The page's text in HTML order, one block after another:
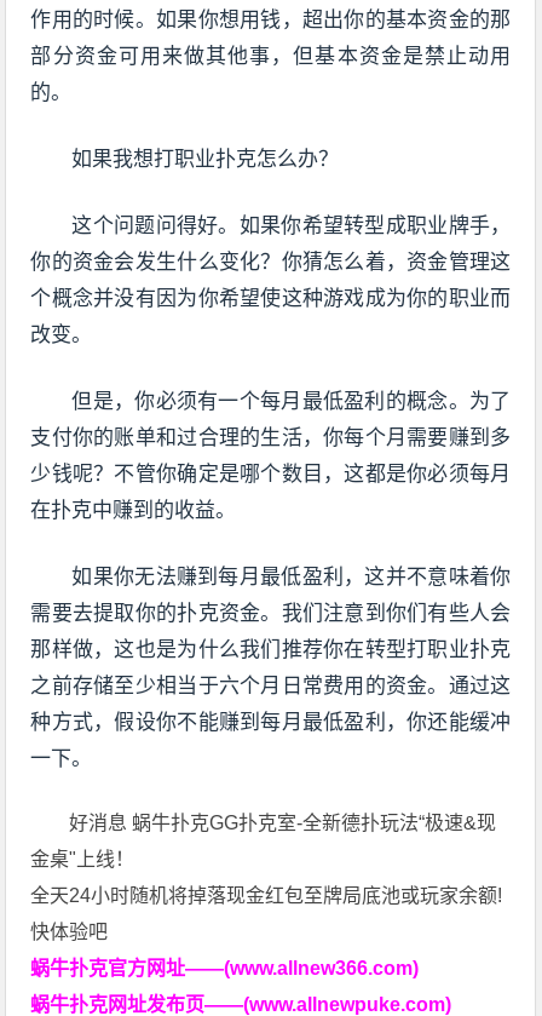
作用的时候。如果你想用钱，超出你的基本资金的那
部分资金可用来做其他事，但基本资金是禁止动用
的。
如果我想打职业扑克怎么办？
这个问题问得好。如果你希望转型成职业牌手，
你的资金会发生什么变化？你猜怎么着，资金管理这
个概念并没有因为你希望使这种游戏成为你的职业而
改变。
但是，你必须有一个每月最低盈利的概念。为了
支付你的账单和过合理的生活，你每个月需要赚到多
少钱呢？不管你确定是哪个数目，这都是你必须每月
在扑克中赚到的收益。
如果你无法赚到每月最低盈利，这并不意味着你
需要去提取你的扑克资金。我们注意到你们有些人会
那样做，这也是为什么我们推荐你在转型打职业扑克
之前存储至少相当于六个月日常费用的资金。通过这
种方式，假设你不能赚到每月最低盈利，你还能缓冲
一下。
好消息 蜗牛扑克GG扑克室-全新德扑玩法“极速&现
金桌"上线！
全天24小时随机将掉落现金红包至牌局底池或玩家余额!
快体验吧
蜗牛扑克官方网址——(www.allnew366.com)
蜗牛扑克网址发布页——(www.allnewpuke.com)